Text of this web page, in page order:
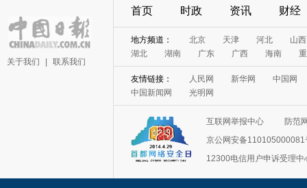
关于我们 联系我们
首页 时政 资讯 财经
地方频道： 北京 天津 河北
山西
湖北
湖南 广东 广西 海南
友情链接： 人民网 新华网
中国网
中国新闻网
光明网
互联网举报中心
防范
京公网安备110105000081
12300电信用户申诉受理中